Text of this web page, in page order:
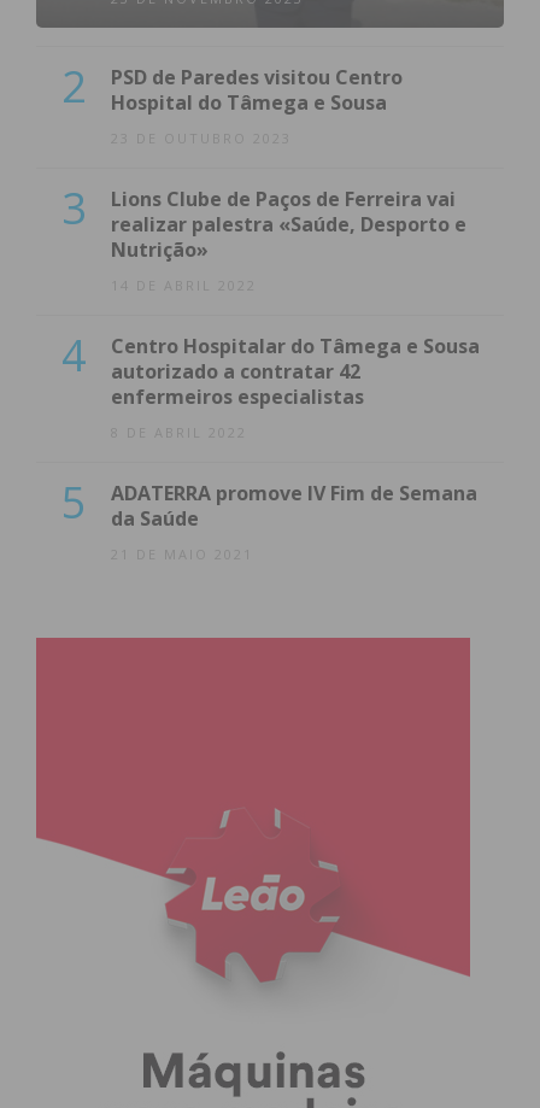
2
PSD de Paredes visitou Centro
Hospital do Tâmega e Sousa
23 DE OUTUBRO 2023
3
Lions Clube de Paços de Ferreira vai
realizar palestra «Saúde, Desporto e
Nutrição»
14 DE ABRIL 2022
4
Centro Hospitalar do Tâmega e Sousa
autorizado a contratar 42
enfermeiros especialistas
8 DE ABRIL 2022
5
ADATERRA promove IV Fim de Semana
da Saúde
21 DE MAIO 2021